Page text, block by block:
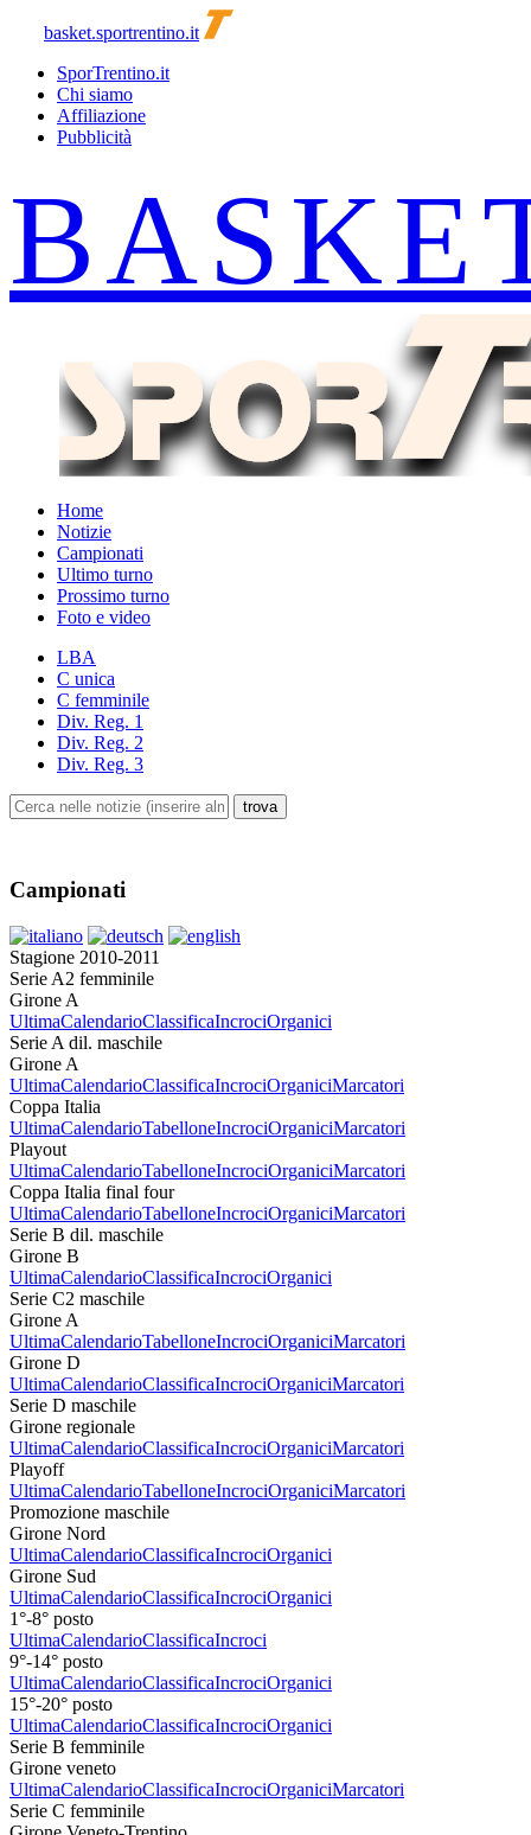
basket.sportrentino.it
SporTrentino.it
Chi siamo
Affiliazione
Pubblicità
Home
Notizie
Campionati
Ultimo turno
Prossimo turno
Foto e video
LBA
C unica
C femminile
Div. Reg. 1
Div. Reg. 2
Div. Reg. 3
Campionati
Stagione 2010-2011
Serie A2 femminile
Girone A
UltimaCalendarioClassificaIncrociOrganici
Serie A dil. maschile
Girone A
UltimaCalendarioClassificaIncrociOrganiciMarcatori
Coppa Italia
UltimaCalendarioTabelloneIncrociOrganiciMarcatori
Playout
UltimaCalendarioTabelloneIncrociOrganiciMarcatori
Coppa Italia final four
UltimaCalendarioTabelloneIncrociOrganiciMarcatori
Serie B dil. maschile
Girone B
UltimaCalendarioClassificaIncrociOrganici
Serie C2 maschile
Girone A
UltimaCalendarioTabelloneIncrociOrganiciMarcatori
Girone D
UltimaCalendarioClassificaIncrociOrganiciMarcatori
Serie D maschile
Girone regionale
UltimaCalendarioClassificaIncrociOrganiciMarcatori
Playoff
UltimaCalendarioTabelloneIncrociOrganiciMarcatori
Promozione maschile
Girone Nord
UltimaCalendarioClassificaIncrociOrganici
Girone Sud
UltimaCalendarioClassificaIncrociOrganici
1°-8° posto
UltimaCalendarioClassificaIncroci
9°-14° posto
UltimaCalendarioClassificaIncrociOrganici
15°-20° posto
UltimaCalendarioClassificaIncrociOrganici
Serie B femminile
Girone veneto
UltimaCalendarioClassificaIncrociOrganiciMarcatori
Serie C femminile